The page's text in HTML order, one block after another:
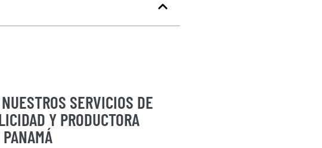
SERVICIOS DE
Y PRODUCTORA